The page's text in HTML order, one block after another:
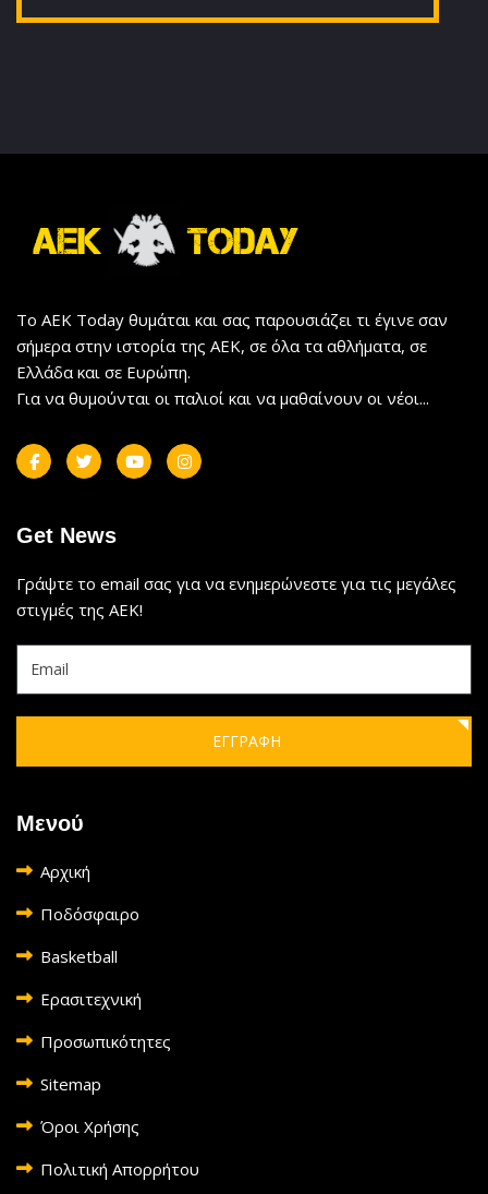
Το AEK Today θυμάται και σας παρουσιάζει τι έγινε σαν
σήμερα στην ιστορία της ΑΕΚ, σε όλα τα αθλήματα, σε
Ελλάδα και σε Ευρώπη.
Για να θυμούνται οι παλιοί και να μαθαίνουν οι νέοι...
Get News
Γράψτε το email σας για να ενημερώνεστε για τις μεγάλες
στιγμές της ΑΕΚ!
ΕΓΓΡΑΦΗ
Μενού
Αρχική
Ποδόσφαιρο
Basketball
Ερασιτεχνική
Προσωπικότητες
Sitemap
Όροι Χρήσης
Πολιτική Απορρήτου